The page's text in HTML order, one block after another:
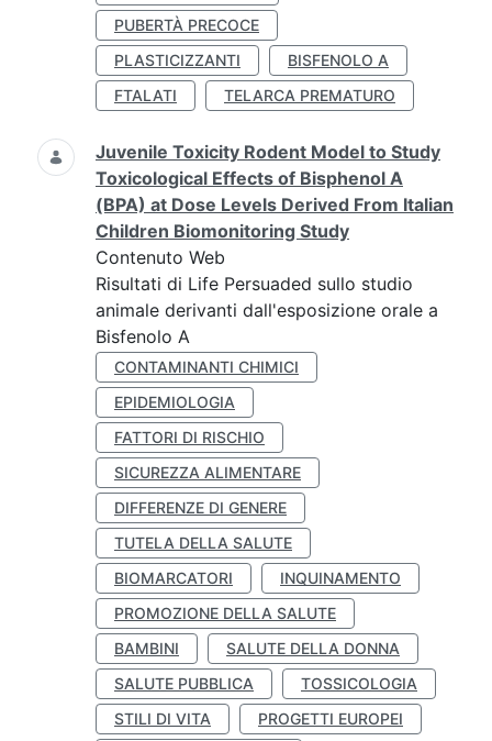
PUBERTÀ PRECOCE
PLASTICIZZANTI
BISFENOLO A
FTALATI
TELARCA PREMATURO
Juvenile Toxicity Rodent Model to Study
Toxicological Effects of Bisphenol A
(BPA) at Dose Levels Derived From Italian
Children Biomonitoring Study
Contenuto Web
Risultati di Life Persuaded sullo studio
animale derivanti dall'esposizione orale a
Bisfenolo A
CONTAMINANTI CHIMICI
EPIDEMIOLOGIA
FATTORI DI RISCHIO
SICUREZZA ALIMENTARE
DIFFERENZE DI GENERE
TUTELA DELLA SALUTE
BIOMARCATORI
INQUINAMENTO
PROMOZIONE DELLA SALUTE
BAMBINI
SALUTE DELLA DONNA
SALUTE PUBBLICA
TOSSICOLOGIA
STILI DI VITA
PROGETTI EUROPEI